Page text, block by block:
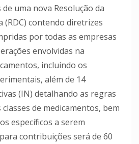
de uma nova Resolução da
(RDC) contendo diretrizes
por todas as empresas
envolvidas na
incluindo os
além de 14
(IN) detalhando as regras
de medicamentos, bem
específicos a serem
contribuições será de 60